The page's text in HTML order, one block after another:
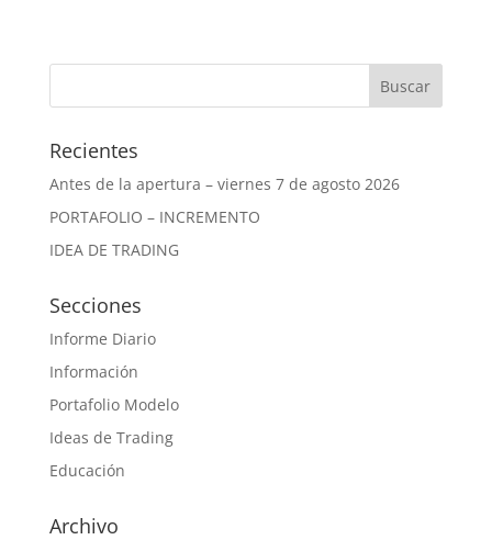
Recientes
Antes de la apertura – viernes 7 de agosto 2026
PORTAFOLIO – INCREMENTO
IDEA DE TRADING
Secciones
Informe Diario
Información
Portafolio Modelo
Ideas de Trading
Educación
Archivo